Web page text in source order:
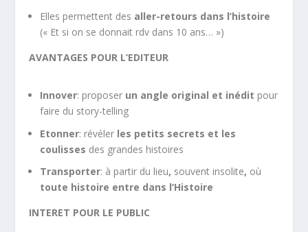
Elles permettent des aller-retours dans l’histoire
(« Et si on se donnait rdv dans 10 ans… »)
AVANTAGES POUR L’EDITEUR
Innover: proposer un angle original et inédit pour
faire du story-telling
Etonner: révéler les petits secrets et les
coulisses des grandes histoires
Transporter: à partir du lieu, souvent insolite, où
toute histoire entre dans l’Histoire
INTERET POUR LE PUBLIC